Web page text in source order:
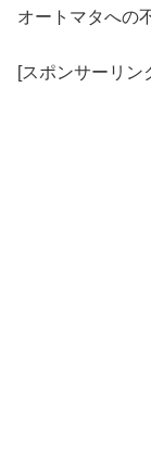
オートマタへの
[スポンサーリン